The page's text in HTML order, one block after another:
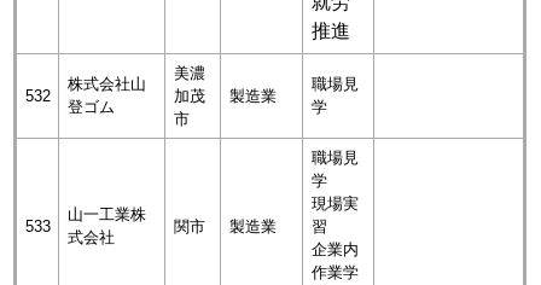
推進
532
株式会社山
登ゴム
美濃
加茂
市
製造業
職場見
学
533
山一工業株
式会社
関市 製造業
職場見
学
現場実
習
企業内
作業学